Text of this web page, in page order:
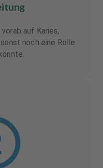
auf Karies,
noch eine Rolle